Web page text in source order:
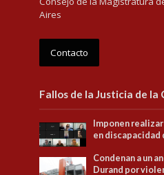
Aires
Contacto
Fallos de la Justicia de la
Imponen
en discapacidad
Condenan a un
Durand por